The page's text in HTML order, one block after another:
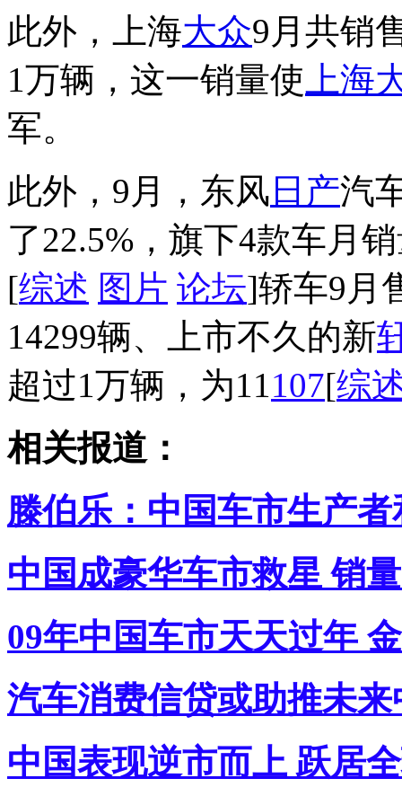
此外，上海大众9月共销
1万辆，这一销量使 上海
军。
此外，9月，东风 日产汽
了22.5%，旗下4款车月
[综述 图片 论坛]轿车9月
14299辆、上市不久的新
超过1万辆，为11107[综
相关报道：
滕伯乐：中国车市生产
中国成豪华车市救星 销
09年中国车市天天过年
汽车消费信贷或助推未
中国表现逆市而上 跃居